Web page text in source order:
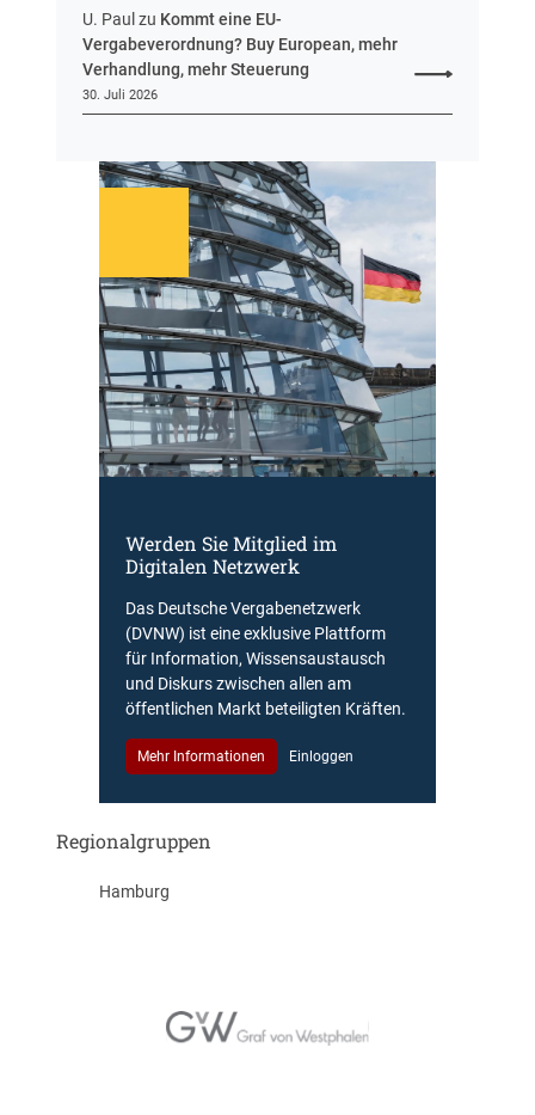
U. Paul zu Kommt eine EU-
Vergabeverordnung? Buy European, mehr
Verhandlung, mehr Steuerung
30. Juli 2026
Werden Sie Mitglied im
Digitalen Netzwerk
Das Deutsche Vergabenetzwerk
(DVNW) ist eine exklusive Plattform
für Information, Wissensaustausch
und Diskurs zwischen allen am
öffentlichen Markt beteiligten Kräften.
Mehr Informationen Einloggen
Regionalgruppen
Hamburg